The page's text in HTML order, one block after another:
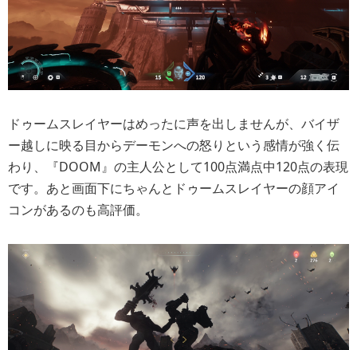
ドゥームスレイヤーはめったに声を出しませんが、バイザ
ー越しに映る目からデーモンへの怒りという感情が強く伝
わり、『DOOM』の主人公として100点満点中120点の表現
です。あと画面下にちゃんとドゥームスレイヤーの顔アイ
コンがあるのも高評価。